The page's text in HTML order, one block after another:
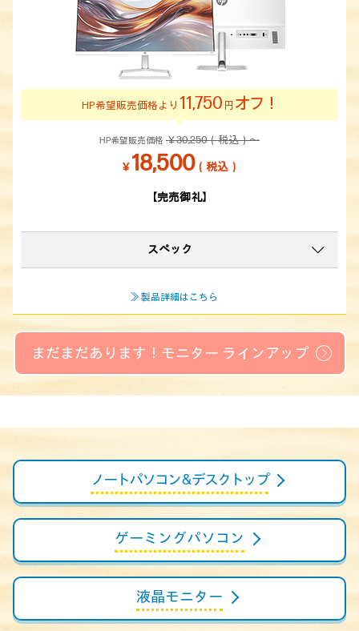
HP希望販売価格より 11,750円 オフ！
HP希望販売価格 ￥30,250（税込）～
￥18,500（税込）
【完売御礼】
スペック
≫ 製品詳細はこちら
まだまだあります！モニター ラインアップ
ノートパソコン& デスクトップ
ゲーミングパソコン
液晶モニター